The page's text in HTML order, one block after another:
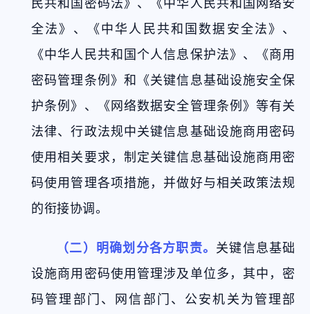
民共和国密码法》、《中华人民共和国网络安
全法》、《中华人民共和国数据安全法》、
《中华人民共和国个人信息保护法》、《商用
密码管理条例》和《关键信息基础设施安全保
护条例》、《网络数据安全管理条例》等有关
法律、行政法规中关键信息基础设施商用密码
使用相关要求，制定关键信息基础设施商用密
码使用管理各项措施，并做好与相关政策法规
的衔接协调。
（二）明确划分各方职责。 关键信息基础
设施商用密码使用管理涉及单位多，其中，密
码管理部门、网信部门、公安机关为管理部